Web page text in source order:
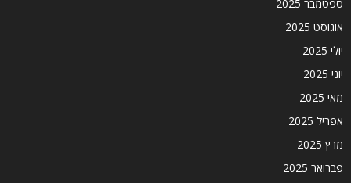
ספטמבר 2025
אוגוסט 2025
יולי 2025
יוני 2025
מאי 2025
אפריל 2025
מרץ 2025
פברואר 2025